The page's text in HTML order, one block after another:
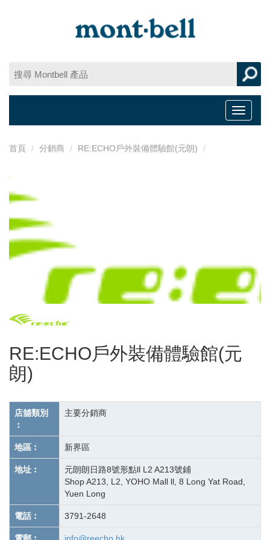
Toggle
首頁 分銷商 RE:ECHO戶外裝備體驗館(元朗)
RE:ECHO戶外裝備體驗館(元
朗)
店舖類別
︰
主要分銷商
地區︰ 新界區
地址︰
元朗朗日路8號形點ll L2 A213號鋪
Shop A213, L2, YOHO Mall ll, 8 Long Yat Road,
Yuen Long
電話︰ 3791-2648